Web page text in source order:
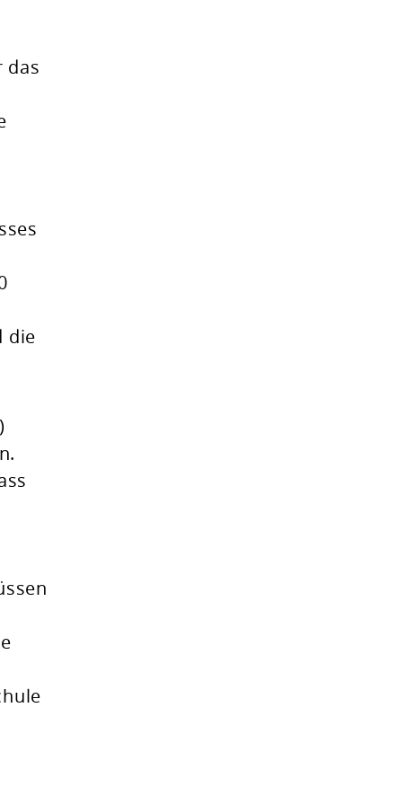
das
die